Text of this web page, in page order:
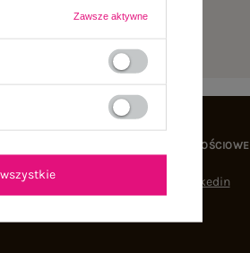
MEDIA SPOŁECZNOŚCIOWE
Linkedin
Zawsze aktywne